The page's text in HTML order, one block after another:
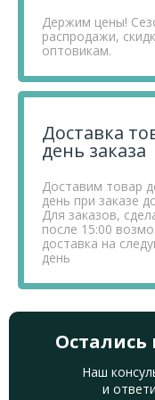
Держим цены!
распродажи,
оптовикам.
Доставка
день заказа
Доставим товар
день при заказе
Для заказов,
после 15:00
доставка на
день
Остались
Наш
и